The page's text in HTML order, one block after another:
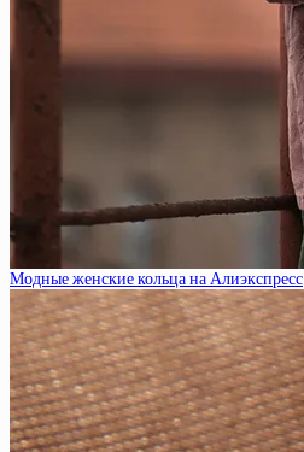
Модные женские кольца на Алиэкспресс